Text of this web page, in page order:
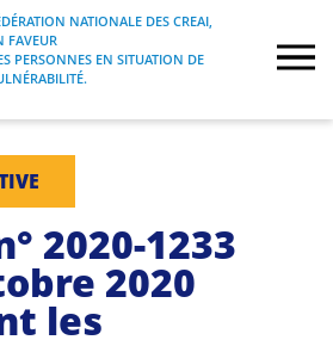
NATIONALE DES CREAI, EN
DES PERSONNES EN SITUATION
NATIONALE DES CREAI,
FAVEUR
PERSONNES EN SITUATION DE
2020-1233
2020
les